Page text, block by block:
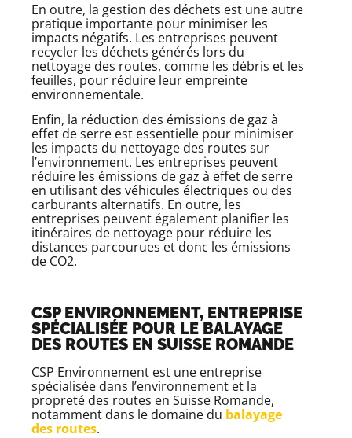
En outre, la gestion des déchets est une autre
pratique importante pour minimiser les
impacts négatifs. Les entreprises peuvent
recycler les déchets générés lors du
nettoyage des routes, comme les débris et les
feuilles, pour réduire leur empreinte
environnementale.
Enfin, la réduction des émissions de gaz à
effet de serre est essentielle pour minimiser
les impacts du nettoyage des routes sur
l’environnement. Les entreprises peuvent
réduire les émissions de gaz à effet de serre
en utilisant des véhicules électriques ou des
carburants alternatifs. En outre, les
entreprises peuvent également planifier les
itinéraires de nettoyage pour réduire les
distances parcourues et donc les émissions
de CO2.
CSP ENVIRONNEMENT, ENTREPRISE
SPÉCIALISÉE POUR LE BALAYAGE
DES ROUTES EN SUISSE ROMANDE
CSP Environnement est une entreprise
spécialisée dans l’environnement et la
propreté des routes en Suisse Romande,
notamment dans le domaine du balayage
des routes.